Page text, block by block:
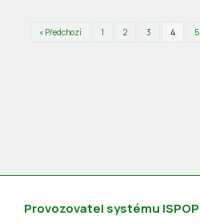
« Předchozí 1 2 3 4 5
Provozovatel systému ISPOP